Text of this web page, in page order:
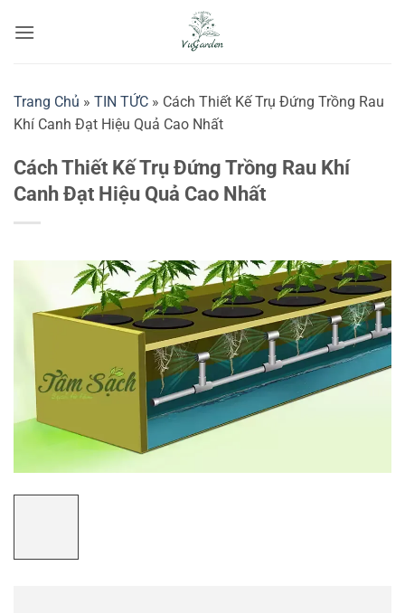
qua
Trang Chủ » TIN TỨC » Cách Thiết Kế Trụ Đứng Trồng Rau
Khí Canh Đạt Hiệu Quả Cao Nhất
Cách Thiết Kế Trụ Đứng Trồng Rau Khí
Canh Đạt Hiệu Quả Cao Nhất